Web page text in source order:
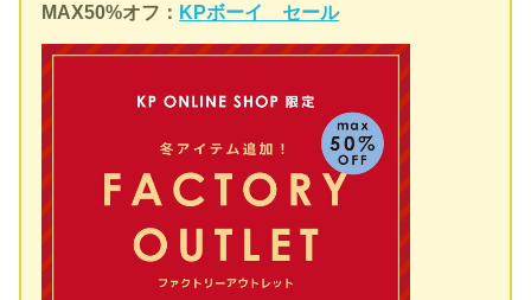
MAX50%オフ： KPボーイ セール